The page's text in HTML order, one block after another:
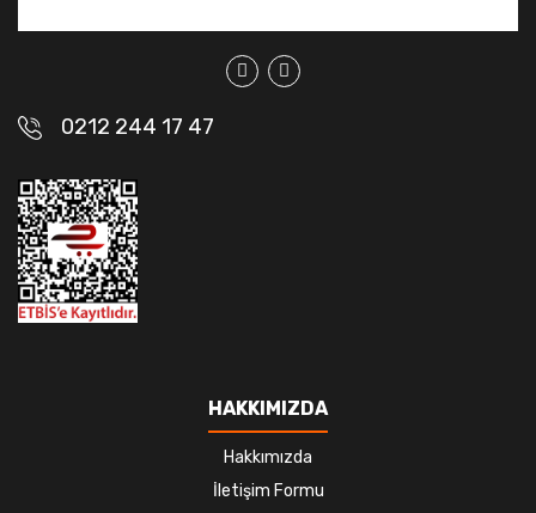
0212 244 17 47
HAKKIMIZDA
Hakkımızda
İletişim Formu